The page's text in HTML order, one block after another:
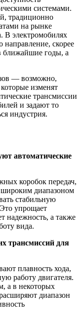
системами.
традиционно
на рынке
В электромобилях
направление, скорее
ближайшие годы, а
— возможно,
изменят
трансмиссии
и задают то
индустрия.
автоматические
коробок передач,
широким диапазоном
стабильную
упрощает
надежность, а также
вида.
трансмиссий для
плавность хода,
работу двигателя.
а в некоторых
диапазон